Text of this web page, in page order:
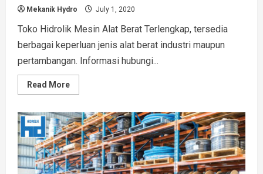
Mekanik Hydro July 1, 2020
Toko Hidrolik Mesin Alat Berat Terlengkap, tersedia
berbagai keperluan jenis alat berat industri maupun
pertambangan. Informasi hubungi...
Read MoreRead
more
Hidrolik
Mesin
Alat
Berat
Terlengkap
Garansi
Resmi